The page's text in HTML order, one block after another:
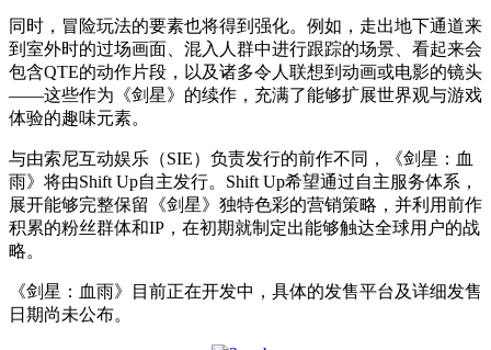
同时，冒险玩法的要素也将得到强化。例如，走出地下通道来
到室外时的过场画面、混入人群中进行跟踪的场景、看起来会
包含QTE的动作片段，以及诸多令人联想到动画或电影的镜头
——这些作为《剑星》的续作，充满了能够扩展世界观与游戏
体验的趣味元素。
与由索尼互动娱乐（SIE）负责发行的前作不同，《剑星：血
雨》将由Shift Up自主发行。Shift Up希望通过自主服务体系，
展开能够完整保留《剑星》独特色彩的营销策略，并利用前作
积累的粉丝群体和IP，在初期就制定出能够触达全球用户的战
略。
《剑星：血雨》目前正在开发中，具体的发售平台及详细发售
日期尚未公布。